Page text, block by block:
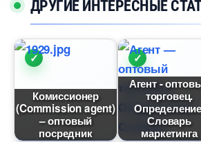
ДРУГИЕ ИНТЕРЕСНЫЕ
Комиссионер
(Commission agent)
– оптовый
посредник
Агент -
торговец.
Словарь
маркетинга